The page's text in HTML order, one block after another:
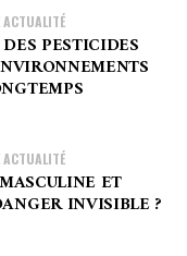
ACTUALITÉ
PESTICIDES
ACTUALITÉ
ET
INVISIBLE ?